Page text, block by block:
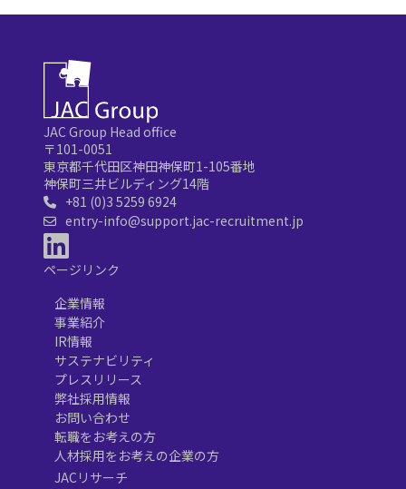
JAC Group Head office
〒101-0051
東京都千代田区神田神保町1-105番地
神保町三井ビルディング14階
+81 (0)3 5259 6924
entry-info@support.jac-recruitment.jp
ページリンク
企業情報
事業紹介
IR情報
サステナビリティ
プレスリリース
弊社採用情報
お問い合わせ
転職をお考えの方
人材採用をお考えの企業の方
JACリサーチ